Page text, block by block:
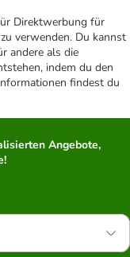
Direktwerbung für
verwenden. Du kannst
andere als die
indem du den
findest du
Angebote,